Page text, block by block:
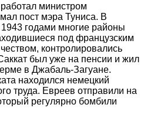
министром
пост мэра Туниса. В
годами многие районы
под французским
контролировались
был уже на пенсии и жил
в Джабаль-Загуане.
находился немецкий
труда. Евреев отправили на
регулярно бомбили